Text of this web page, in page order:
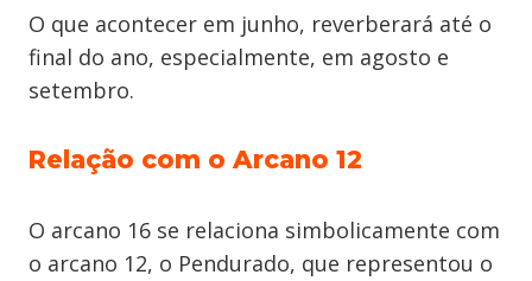
O que acontecer em junho, reverberará até o
final do ano, especialmente, em agosto e
setembro.
Relação com o Arcano 12
O arcano 16 se relaciona simbolicamente com
o arcano 12, o Pendurado, que representou o